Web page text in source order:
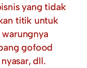
yang tidak
titik untuk
gofood
dll.